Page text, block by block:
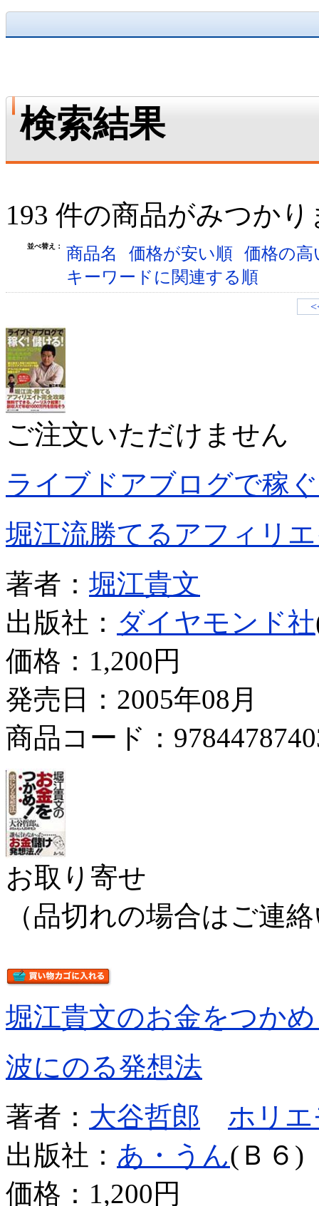
検索結果
193 件の商品がみつか
並べ替え： 商品名 価格が安い順 価格の
キーワードに関連する順
ご注文いただけません
ライブドアブログで稼
堀江流勝てるアフィリ
著者： 堀江貴文
出版社： ダイヤモンド社
価格： 1,200円
発売日：2005年08月
商品コード：
お取り寄せ
（品切れの場合はご連
堀江貴文のお金をつか
波にのる発想法
著者： 大谷哲郎
ホリ
出版社： あ・うん(Ｂ６)
価格： 1,200円